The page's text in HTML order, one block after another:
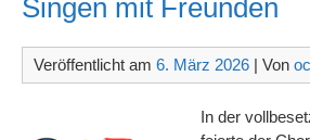
Singen mit Freunden
Veröffentlicht am 6. März 2026 | Von
In der